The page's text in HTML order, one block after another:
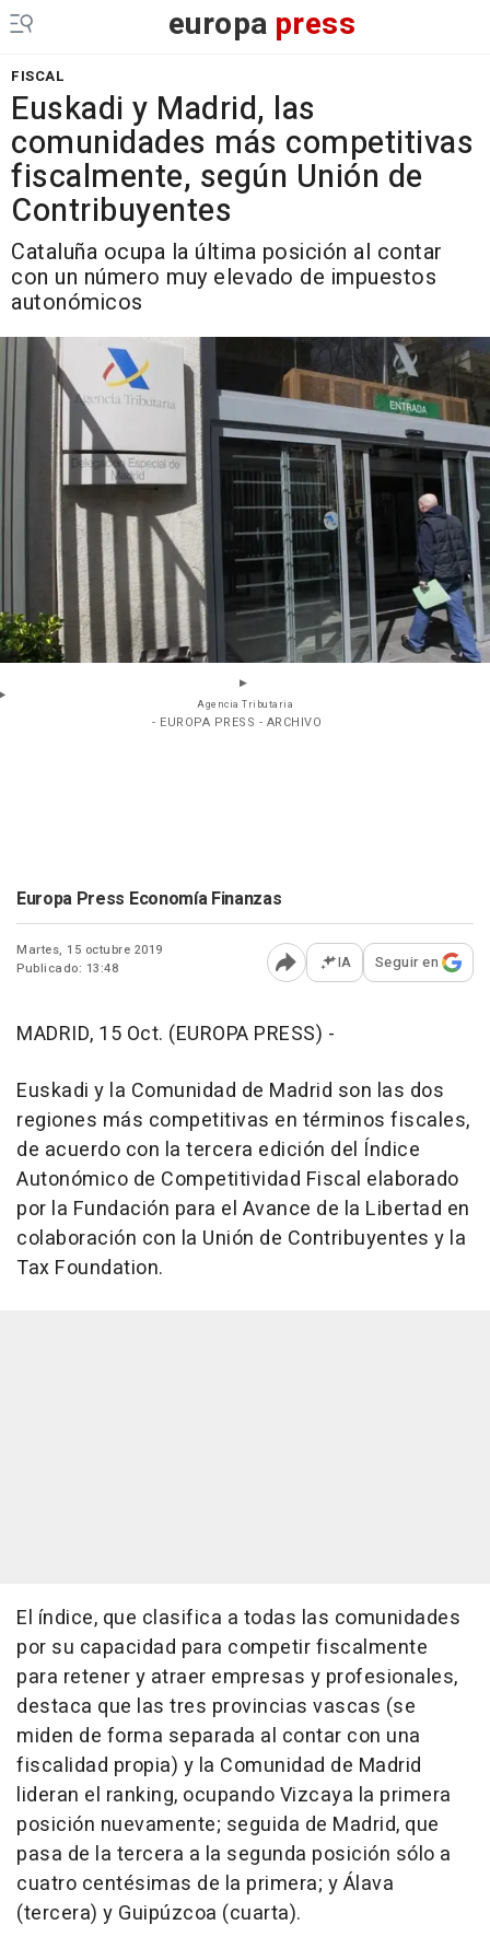
europa press
FISCAL
Euskadi y Madrid, las
comunidades más competitivas
fiscalmente, según Unión de
Contribuyentes
Cataluña ocupa la última posición al contar
con un número muy elevado de impuestos
autonómicos
Agencia Tributaria
- EUROPA PRESS - ARCHIVO
Europa Press Economía Finanzas
Martes, 15 octubre 2019
Publicado: 13:48
Abrir opciones para
IA Seguir en
MADRID, 15 Oct. (EUROPA PRESS) -
Euskadi y la Comunidad de Madrid son las dos
regiones más competitivas en términos fiscales,
de acuerdo con la tercera edición del Índice
Autonómico de Competitividad Fiscal elaborado
por la Fundación para el Avance de la Libertad en
colaboración con la Unión de Contribuyentes y la
Tax Foundation.
El índice, que clasifica a todas las comunidades
por su capacidad para competir fiscalmente
para retener y atraer empresas y profesionales,
destaca que las tres provincias vascas (se
miden de forma separada al contar con una
fiscalidad propia) y la Comunidad de Madrid
lideran el ranking, ocupando Vizcaya la primera
posición nuevamente; seguida de Madrid, que
pasa de la tercera a la segunda posición sólo a
cuatro centésimas de la primera; y Álava
(tercera) y Guipúzcoa (cuarta).